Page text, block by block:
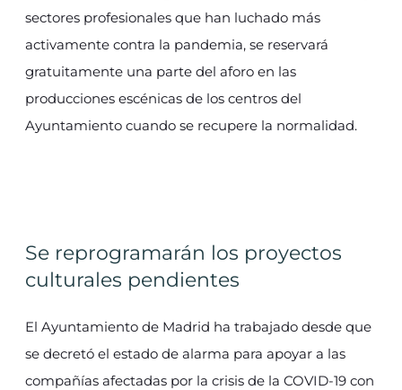
sectores profesionales que han luchado más
activamente contra la pandemia, se reservará
gratuitamente una parte del aforo en las
producciones escénicas de los centros del
Ayuntamiento cuando se recupere la normalidad.
Se reprogramarán los proyectos
culturales pendientes
El Ayuntamiento de Madrid ha trabajado desde que
se decretó el estado de alarma para apoyar a las
compañías afectadas por la crisis de la COVID-19 con